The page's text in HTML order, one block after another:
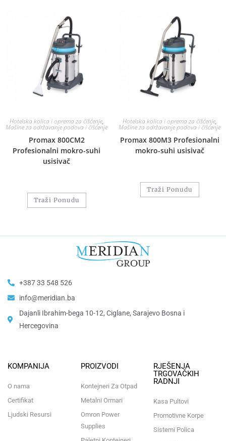
Hotelska kolica i oprema za čišćenje,
Mašine za održavanje podova i čišćenje
Promax 800CM2
Profesionalni mokro-suhi
usisivač
Traži Ponudu
Hotelska kolica i oprema za čišćenje,
Mašine za održavanje podova i čišćenje
Promax 800M3 Profesionalni
mokro-suhi usisivač
Traži Ponudu
+387 33 548 526
info@meridian.ba
Dajanli Ibrahim-bega 10-12, Ciglane, Sarajevo Bosna i
Hercegovina​
KOMPANIJA
O nama
Certifikat
Ljudski Resursi
PROIZVODI
Kontejneri Za Otpad
Metalni Ormari
Omron Power
Supplies
RJEŠENJA
TRGOVAČKIH
RADNJI
Kasa Pultovi
Promotivne Korpe
Sistemi Polica